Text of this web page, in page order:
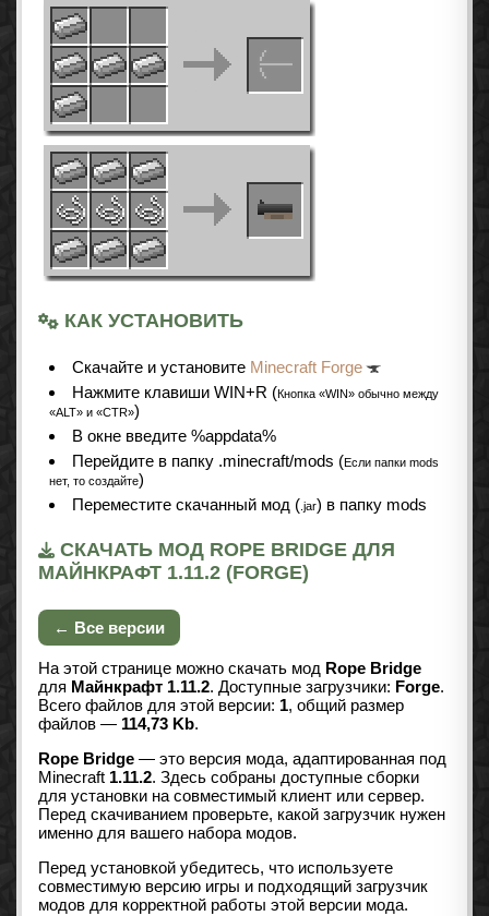
КАК УСТАНОВИТЬ
Cкачайте и установите Minecraft Forge
Нажмите клавиши WIN+R (Кнопка «WIN» обычно между
«ALT» и «CTR»)
В окне введите %appdata%
Перейдите в папку .minecraft/mods (Если папки mods
нет, то создайте)
Переместите скачанный мод ( .jar) в папку mods
СКАЧАТЬ МОД ROPE BRIDGE ДЛЯ
МАЙНКРАФТ 1.11.2 (FORGE)
← Все версии
На этой странице можно скачать мод Rope Bridge
для Майнкрафт 1.11.2. Доступные загрузчики: Forge.
Всего файлов для этой версии: 1, общий размер
файлов — 114,73 Kb.
Rope Bridge — это версия мода, адаптированная под
Minecraft 1.11.2. Здесь собраны доступные сборки
для установки на совместимый клиент или сервер.
Перед скачиванием проверьте, какой загрузчик нужен
именно для вашего набора модов.
Перед установкой убедитесь, что используете
совместимую версию игры и подходящий загрузчик
модов для корректной работы этой версии мода.